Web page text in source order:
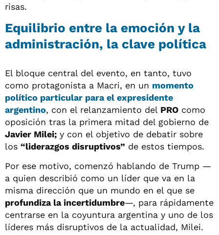
risas.
Equilibrio entre la emoción y la
administración, la clave política
El bloque central del evento, en tanto, tuvo
como protagonista a Macri, en un momento
político particular para el expresidente
argentino, con el relanzamiento del PRO como
oposición tras la primera mitad del gobierno de
Javier Milei; y con el objetivo de debatir sobre
los “liderazgos disruptivos” de estos tiempos.
Por ese motivo, comenzó hablando de Trump —
a quien describió como un líder que va en la
misma dirección que un mundo en el que se
profundiza la incertidumbre—, para rápidamente
centrarse en la coyuntura argentina y uno de los
líderes más disruptivos de la actualidad, Milei.